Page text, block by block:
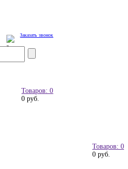
Заказать звонок
Товаров: 0
0 руб.
Товаров: 0
0 руб.